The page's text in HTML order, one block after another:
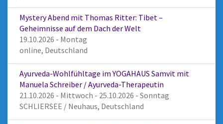
Mystery Abend mit Thomas Ritter: Tibet –
Geheimnisse auf dem Dach der Welt
19.10.2026 - Montag
online, Deutschland
Ayurveda-Wohlfühltage im YOGAHAUS Samvit mit
Manuela Schreiber / Ayurveda-Therapeutin
21.10.2026 - Mittwoch - 25.10.2026 - Sonntag
SCHLIERSEE / Neuhaus, Deutschland